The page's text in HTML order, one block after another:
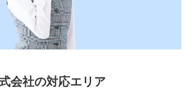
会社の対応エリア